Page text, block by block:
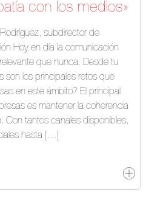
con los medios»
subdirector de
Hoy en día la comunicación
que nunca. Desde tu
son los principales retos que
en este ámbito? El principal
es mantener la coherencia
Con tantos canales disponibles,
hasta […]